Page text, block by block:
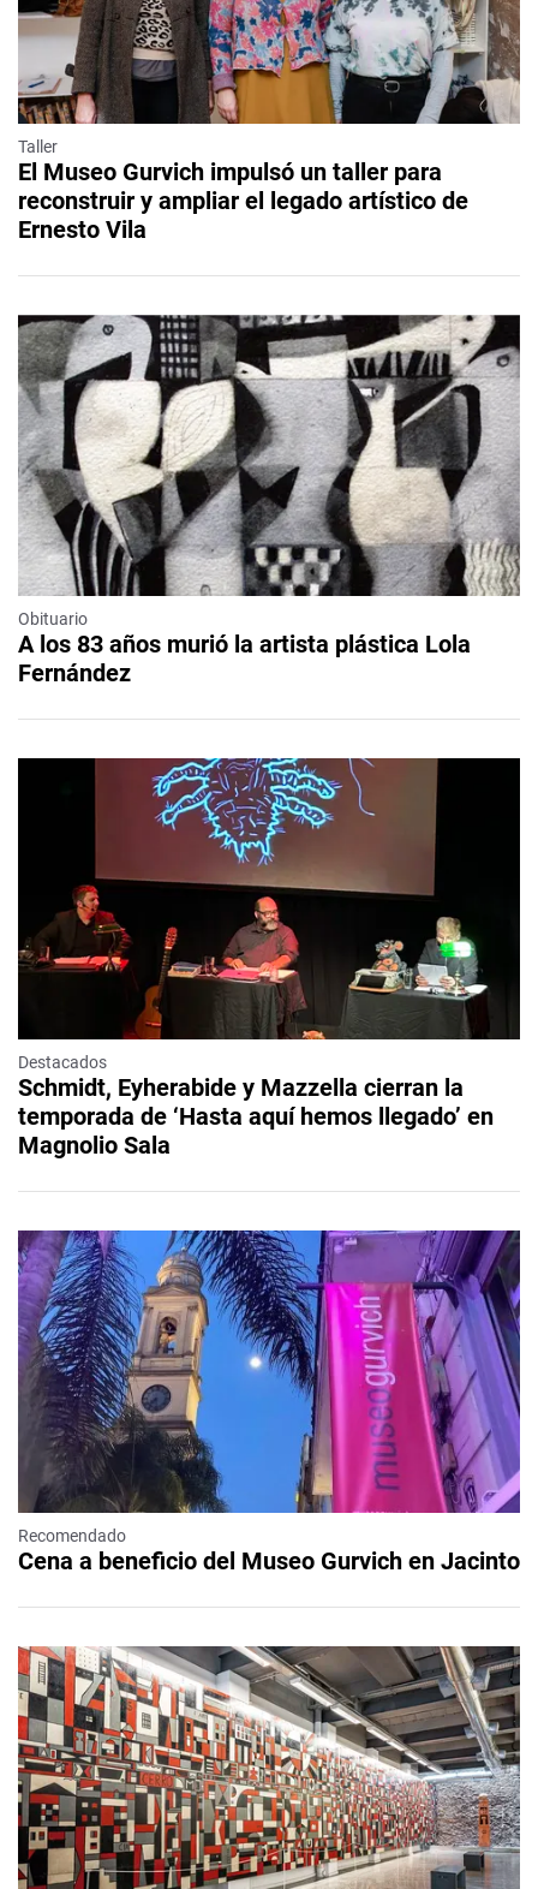
Taller
El Museo Gurvich impulsó un taller para
reconstruir y ampliar el legado artístico de
Ernesto Vila
Obituario
A los 83 años murió la artista plástica Lola
Fernández
Destacados
Schmidt, Eyherabide y Mazzella cierran la
temporada de ‘Hasta aquí hemos llegado’ en
Magnolio Sala
Recomendado
Cena a beneficio del Museo Gurvich en Jacinto